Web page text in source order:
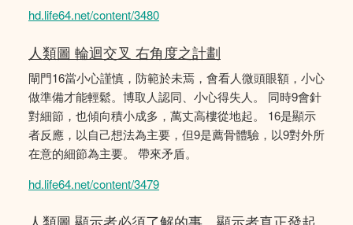
hd.life64.net/content/3480
人類圖 輪迴交叉 右角度之計劃
閘門16當小心謹慎，防範於未焉，會看人微頭眼額，小心
做準備才能輕鬆。博取人認同、小心得失人。 同時9會針
對細節，也傾向積小成多，萬丈高樓從地起。 16是顯示
者反應，以自己想法為主要，但9是薦骨體驗，以9對外所
在意的細節為主要。 帶來矛盾。
hd.life64.net/content/3479